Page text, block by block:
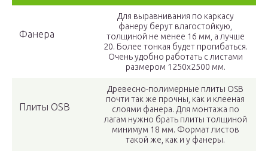
Фанера
Для выравнивания по каркасу
фанеру берут влагостойкую,
толщиной не менее 16 мм, а лучше
20. Более тонкая будет прогибаться.
Очень удобно работать с листами
размером 1250х2500 мм.
Плиты OSB
Древесно-полимерные плиты OSB
почти так же прочны, как и клееная
слоями фанера. Для монтажа по
лагам нужно брать плиты толщиной
минимум 18 мм. Формат листов
такой же, как и у фанеры.